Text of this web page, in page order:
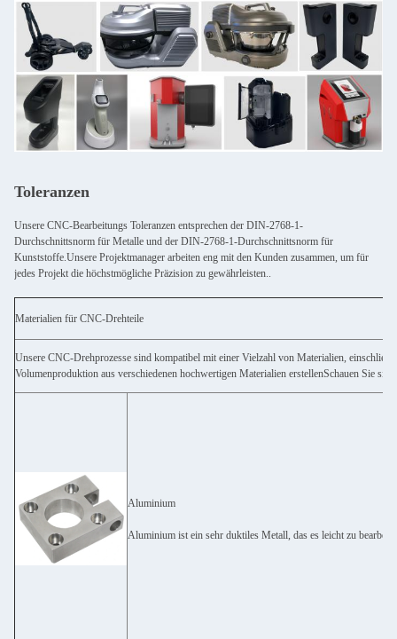
Toleranzen
Unsere CNC-Bearbeitungs Toleranzen entsprechen der DIN-2768-1-
Durchschnittsnorm für Metalle und der DIN-2768-1-Durchschnittsnorm für
Kunststoffe.Unsere Projektmanager arbeiten eng mit den Kunden zusammen, um für
jedes Projekt die höchstmögliche Präzision zu gewährleisten..
Materialien für CNC-Drehteile
Unsere CNC-Drehprozesse sind kompatibel mit einer Vielzahl von Materialien,
Volumenproduktion aus verschiedenen hochwertigen Materialien erstellenSchauen Sie
Aluminium
Aluminium ist ein sehr duktiles Metall, das es leicht zu